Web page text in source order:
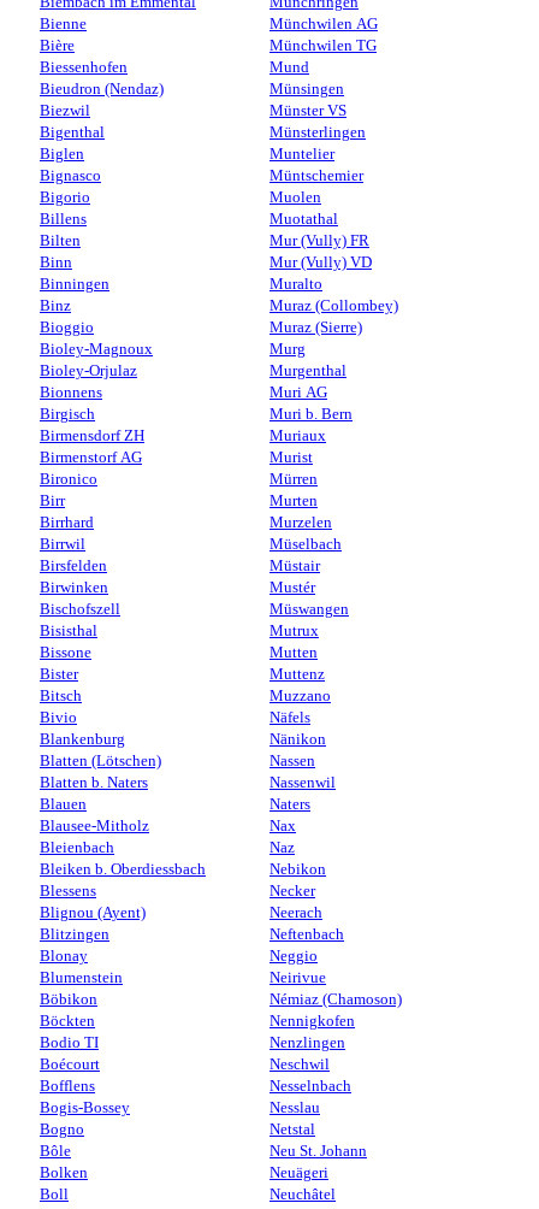
Bienne
Bière
Biessenhofen
Bieudron (Nendaz)
Biezwil
Bigenthal
Biglen
Bignasco
Bigorio
Billens
Bilten
Binn
Binningen
Binz
Bioggio
Bioley-Magnoux
Bioley-Orjulaz
Bionnens
Birgisch
Birmensdorf ZH
Birmenstorf AG
Bironico
Birr
Birrhard
Birrwil
Birsfelden
Birwinken
Bischofszell
Bisisthal
Bissone
Bister
Bitsch
Bivio
Blankenburg
Blatten (Lötschen)
Blatten b. Naters
Blauen
Blausee-Mitholz
Bleienbach
Bleiken b. Oberdiessbach
Blessens
Blignou (Ayent)
Blitzingen
Blonay
Blumenstein
Böbikon
Böckten
Bodio TI
Boécourt
Bofflens
Bogis-Bossey
Bogno
Bôle
Bolken
Boll
Münchwilen AG
Münchwilen TG
Mund
Münsingen
Münster VS
Münsterlingen
Muntelier
Müntschemier
Muolen
Muotathal
Mur (Vully) FR
Mur (Vully) VD
Muralto
Muraz (Collombey)
Muraz (Sierre)
Murg
Murgenthal
Muri AG
Muri b. Bern
Muriaux
Murist
Mürren
Murten
Murzelen
Müselbach
Müstair
Mustér
Müswangen
Mutrux
Mutten
Muttenz
Muzzano
Näfels
Nänikon
Nassen
Nassenwil
Naters
Nax
Naz
Nebikon
Necker
Neerach
Neftenbach
Neggio
Neirivue
Némiaz (Chamoson)
Nennigkofen
Nenzlingen
Neschwil
Nesselnbach
Nesslau
Netstal
Neu St. Johann
Neuägeri
Neuchâtel